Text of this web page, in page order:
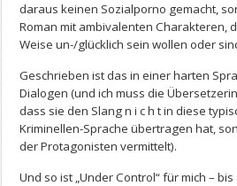
daraus keinen Sozialporno gemacht,
Roman mit ambivalenten Charakteren,
Weise un-/glücklich sein wollen oder
Geschrieben ist das in einer harten
Dialogen (und ich muss die
dass sie den Slang n i c h t in diese
Kriminellen-Sprache übertragen hat,
der Protagonisten vermittelt).
Und so ist „Under Control“ für mich –